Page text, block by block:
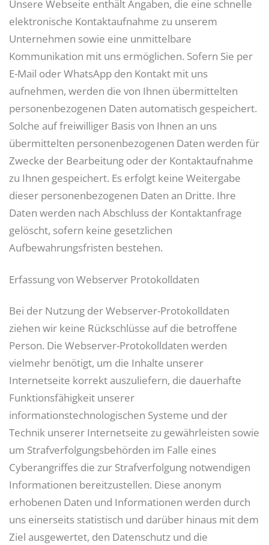
Unsere Webseite enthält Angaben, die eine schnelle
elektronische Kontaktaufnahme zu unserem
Unternehmen sowie eine unmittelbare
Kommunikation mit uns ermöglichen. Sofern Sie per
E-Mail oder WhatsApp den Kontakt mit uns
aufnehmen, werden die von Ihnen übermittelten
personenbezogenen Daten automatisch gespeichert.
Solche auf freiwilliger Basis von Ihnen an uns
übermittelten personenbezogenen Daten werden für
Zwecke der Bearbeitung oder der Kontaktaufnahme
zu Ihnen gespeichert. Es erfolgt keine Weitergabe
dieser personenbezogenen Daten an Dritte. Ihre
Daten werden nach Abschluss der Kontaktanfrage
gelöscht, sofern keine gesetzlichen
Aufbewahrungsfristen bestehen.
Erfassung von Webserver Protokolldaten
Bei der Nutzung der Webserver-Protokolldaten
ziehen wir keine Rückschlüsse auf die betroffene
Person. Die Webserver-Protokolldaten werden
vielmehr benötigt, um die Inhalte unserer
Internetseite korrekt auszuliefern, die dauerhafte
Funktionsfähigkeit unserer
informationstechnologischen Systeme und der
Technik unserer Internetseite zu gewährleisten sowie
um Strafverfolgungsbehörden im Falle eines
Cyberangriffes die zur Strafverfolgung notwendigen
Informationen bereitzustellen. Diese anonym
erhobenen Daten und Informationen werden durch
uns einerseits statistisch und darüber hinaus mit dem
Ziel ausgewertet, den Datenschutz und die